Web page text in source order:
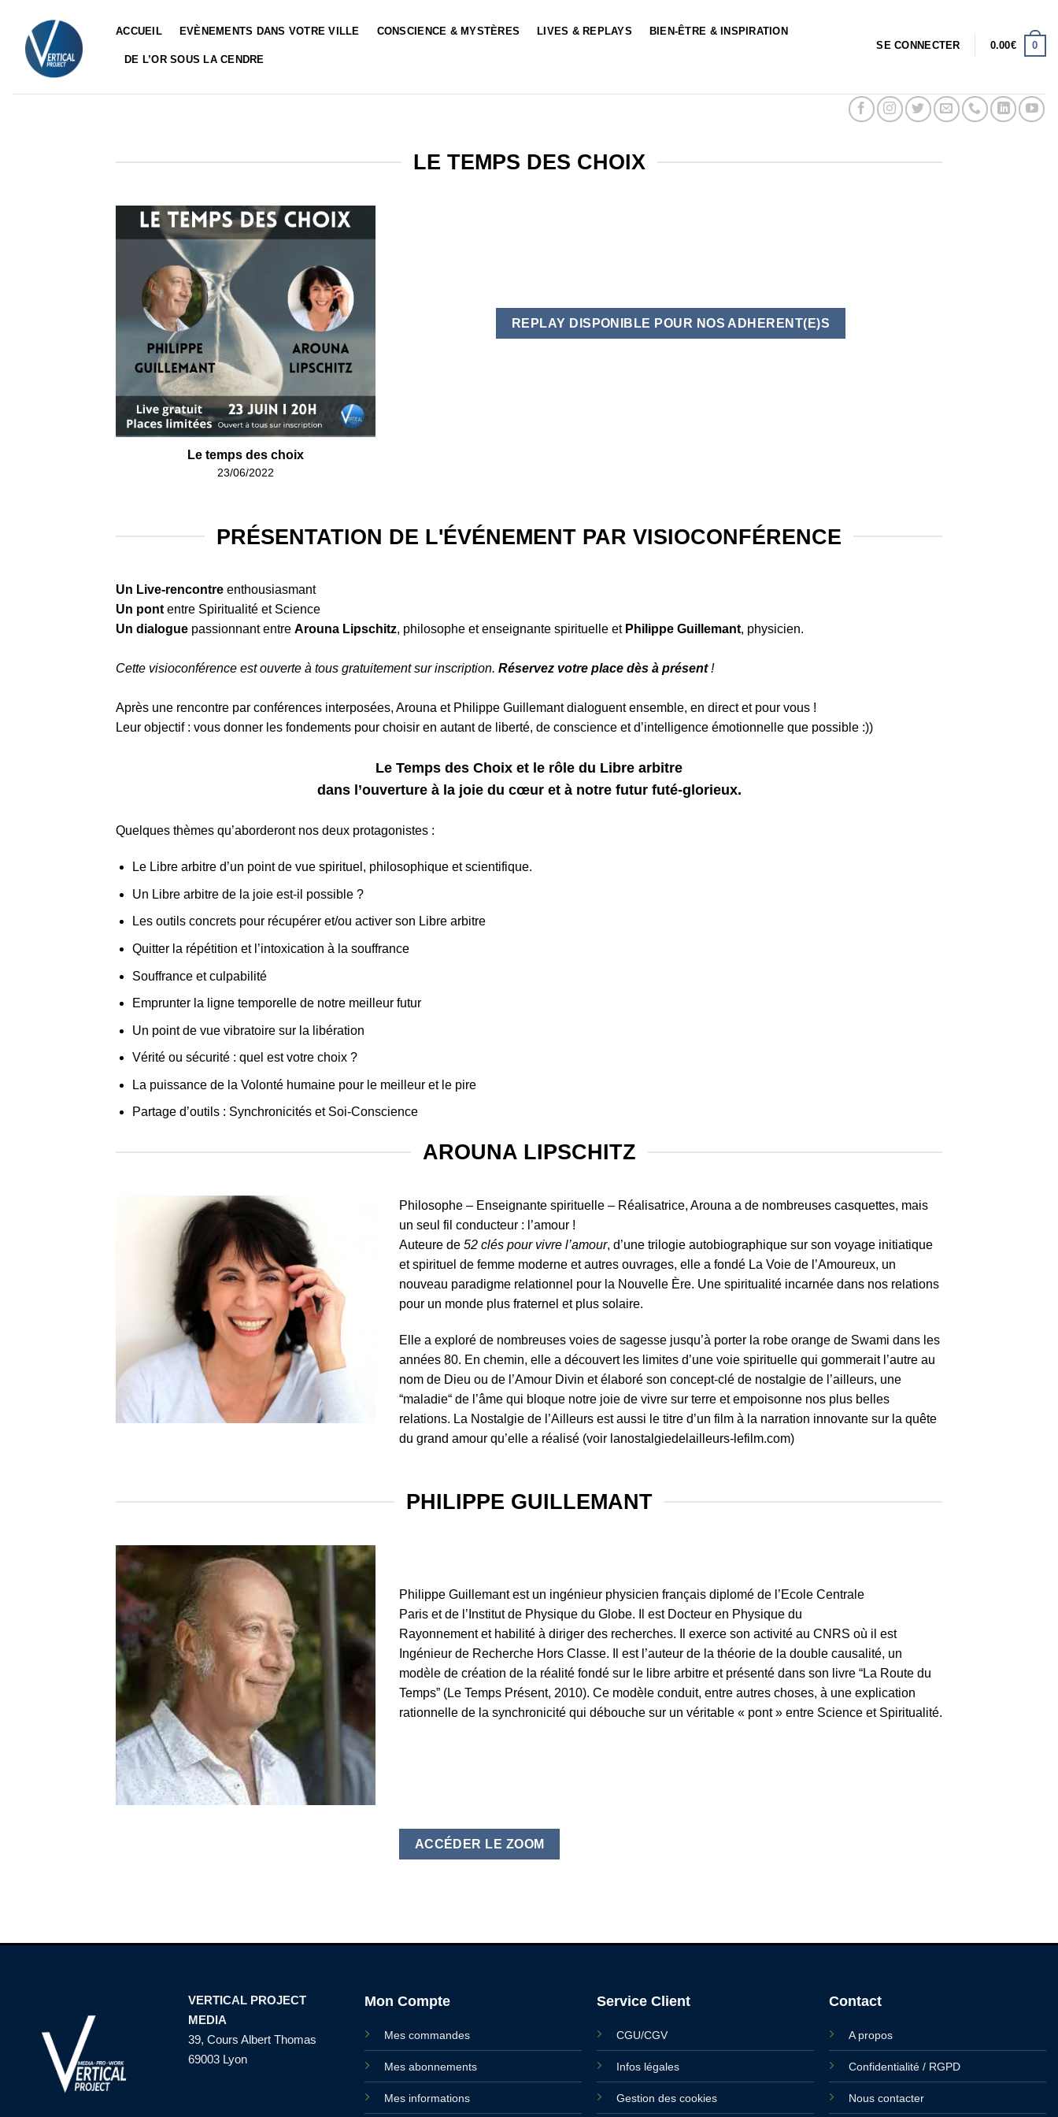
contenu
ACCUEIL EVÈNEMENTS DANS VOTRE VILLE CONSCIENCE & MYSTÈRES LIVES & REPLAYS BIEN-ÊTRE & INSPIRATION
DE L’OR SOUS LA CENDRE
SE CONNECTER 0.00€ 0
LE TEMPS DES CHOIX
Le temps des choix
23/06/2022
REPLAY DISPONIBLE POUR NOS ADHERENT(E)S
PRÉSENTATION DE L'ÉVÉNEMENT PAR VISIOCONFÉRENCE
Un Live-rencontre enthousiasmant
Un pont entre Spiritualité et Science
Un dialogue passionnant entre Arouna Lipschitz, philosophe et enseignante spirituelle et Philippe Guillemant, physicien.
Cette visioconférence est ouverte à tous gratuitement sur inscription. Réservez votre place dès à présent!
Après une rencontre par conférences interposées, Arouna et Philippe Guillemant dialoguent ensemble, en direct et pour vous !
Leur objectif : vous donner les fondements pour choisir en autant de liberté, de conscience et d’intelligence émotionnelle que possible :))
Le Temps des Choix et le rôle du Libre arbitre
dans l’ouverture à la joie du cœur et à notre futur futé-glorieux.
Quelques thèmes qu’aborderont nos deux protagonistes :
Le Libre arbitre d’un point de vue spirituel, philosophique et scientifique.
Un Libre arbitre de la joie est-il possible ?
Les outils concrets pour récupérer et/ou activer son Libre arbitre
Quitter la répétition et l’intoxication à la souffrance
Souffrance et culpabilité
Emprunter la ligne temporelle de notre meilleur futur
Un point de vue vibratoire sur la libération
Vérité ou sécurité : quel est votre choix ?
La puissance de la Volonté humaine pour le meilleur et le pire
Partage d’outils : Synchronicités et Soi-Conscience
AROUNA LIPSCHITZ
Philosophe – Enseignante spirituelle – Réalisatrice, Arouna a de nombreuses casquettes, mais
un seul fil conducteur : l’amour !
Auteure de 52 clés pour vivre l’amour, d’une trilogie autobiographique sur son voyage initiatique
et spirituel de femme moderne et autres ouvrages, elle a fondé La Voie de l’Amoureux, un
nouveau paradigme relationnel pour la Nouvelle Ère. Une spiritualité incarnée dans nos relations
pour un monde plus fraternel et plus solaire.
Elle a exploré de nombreuses voies de sagesse jusqu’à porter la robe orange de Swami dans les
années 80. En chemin, elle a découvert les limites d’une voie spirituelle qui gommerait l’autre au
nom de Dieu ou de l’Amour Divin et élaboré son concept-clé de nostalgie de l’ailleurs, une
“maladie“ de l’âme qui bloque notre joie de vivre sur terre et empoisonne nos plus belles
relations. La Nostalgie de l’Ailleurs est aussi le titre d’un film à la narration innovante sur la quête
du grand amour qu’elle a réalisé (voir lanostalgiedelailleurs-lefilm.com)
PHILIPPE GUILLEMANT
Philippe Guillemant est un ingénieur physicien français diplomé de l’Ecole Centrale
Paris et de l’Institut de Physique du Globe. Il est Docteur en Physique du
Rayonnement et habilité à diriger des recherches. Il exerce son activité au CNRS où il est
Ingénieur de Recherche Hors Classe. Il est l’auteur de la théorie de la double causalité, un
modèle de création de la réalité fondé sur le libre arbitre et présenté dans son livre “La Route du
Temps” (Le Temps Présent, 2010). Ce modèle conduit, entre autres choses, à une explication
rationnelle de la synchronicité qui débouche sur un véritable « pont » entre Science et Spiritualité.
ACCÉDER LE ZOOM
VERTICAL PROJECT
MEDIA
39, Cours Albert Thomas
69003 Lyon
Mon Compte
Mes commandes
Mes abonnements
Mes informations
Service Client
CGU/CGV
Infos légales
Gestion des cookies
Contact
A propos
Confidentialité / RGPD
Nous contacter